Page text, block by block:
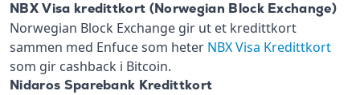
NBX Visa kredittkort (Norwegian Block Exchange)
Norwegian Block Exchange gir ut et kredittkort
sammen med Enfuce som heter NBX Visa Kredittkort
som gir cashback i Bitcoin.
Nidaros Sparebank Kredittkort